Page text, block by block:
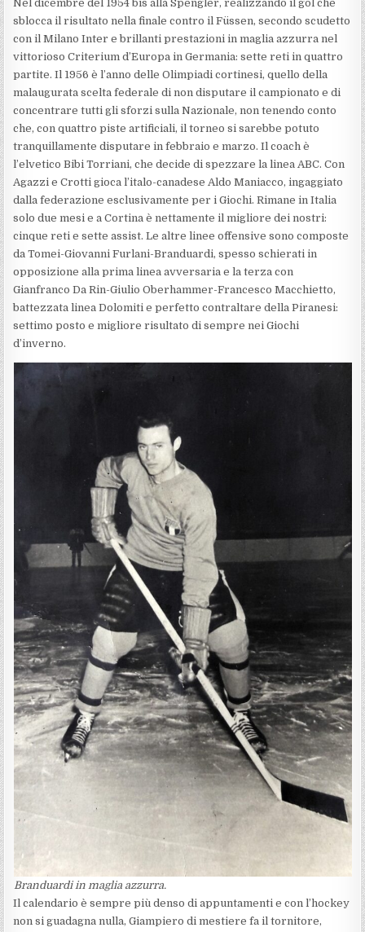
Nel dicembre del 1954 bis alla Spengler, realizzando il gol che
sblocca il risultato nella finale contro il Füssen, secondo scudetto
con il Milano Inter e brillanti prestazioni in maglia azzurra nel
vittorioso Criterium d’Europa in Germania: sette reti in quattro
partite. Il 1956 è l’anno delle Olimpiadi cortinesi, quello della
malaugurata scelta federale di non disputare il campionato e di
concentrare tutti gli sforzi sulla Nazionale, non tenendo conto
che, con quattro piste artificiali, il torneo si sarebbe potuto
tranquillamente disputare in febbraio e marzo. Il coach è
l’elvetico Bibi Torriani, che decide di spezzare la linea ABC. Con
Agazzi e Crotti gioca l’italo-canadese Aldo Maniacco, ingaggiato
dalla federazione esclusivamente per i Giochi. Rimane in Italia
solo due mesi e a Cortina è nettamente il migliore dei nostri:
cinque reti e sette assist. Le altre linee offensive sono composte
da Tomei-Giovanni Furlani-Branduardi, spesso schierati in
opposizione alla prima linea avversaria e la terza con
Gianfranco Da Rin-Giulio Oberhammer-Francesco Macchietto,
battezzata linea Dolomiti e perfetto contraltare della Piranesi:
settimo posto e migliore risultato di sempre nei Giochi
d’inverno.
Branduardi in maglia azzurra.
Il calendario è sempre più denso di appuntamenti e con l’hockey
non si guadagna nulla, Giampiero di mestiere fa il tornitore,